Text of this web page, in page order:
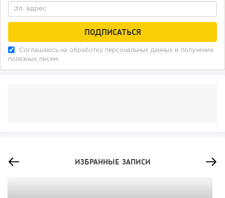
Соглашаюсь на обработку персональных данных и получение
полезных писем.
ИЗБРАННЫЕ ЗАПИСИ